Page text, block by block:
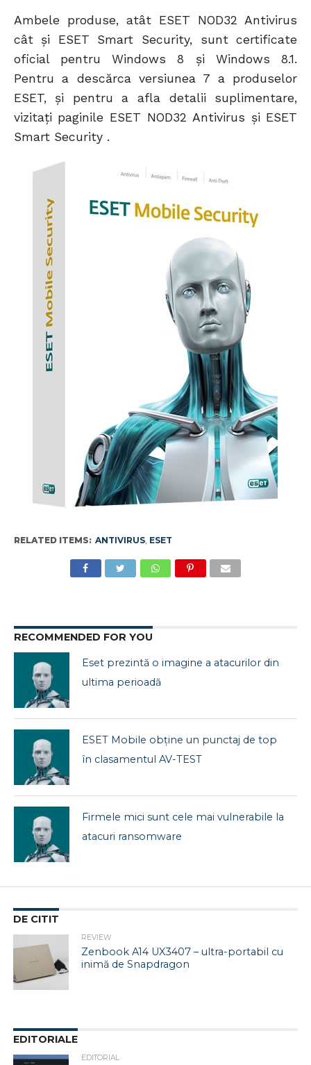
Ambele produse, atât ESET NOD32 Antivirus
cât şi ESET Smart Security, sunt certificate
oficial pentru Windows 8 și Windows 8.1.
Pentru a descărca versiunea 7 a produselor
ESET, şi pentru a afla detalii suplimentare,
vizitaţi paginile ESET NOD32 Antivirus şi ESET
Smart Security .
RELATED ITEMS: ANTIVIRUS, ESET
RECOMMENDED FOR YOU
Eset prezintă o imagine a atacurilor din
ultima perioadă
ESET Mobile obține un punctaj de top
în clasamentul AV-TEST
Firmele mici sunt cele mai vulnerabile la
atacuri ransomware
DE CITIT
REVIEW
Zenbook A14 UX3407 – ultra-portabil cu
inimă de Snapdragon
EDITORIALE
EDITORIAL